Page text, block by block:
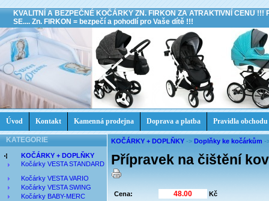
KVALITNÍ A BEZPEČNÉ KOČÁRKY ZN. FIRKON ZA ATRAKTIVNÍ CENU !!!
SE.... Zn. FIRKON = bezpečí a pohodlí pro Vaše dítě !!!
Úvod Kontakt Kamenná prodejna Doprava a platba Pravidla obchodu
KATEGORIE
KOČÁRKY + DOPLŇKY
Kočárky VESTA STANDARD
Kočárky VESTA VARIO
Kočárky VESTA SWING
Kočárky BABY-MERC
KOČÁRKY + DOPLŇKY -> Doplňky ke kočárkům -
Přípravek na čištění
Cena:
Kč